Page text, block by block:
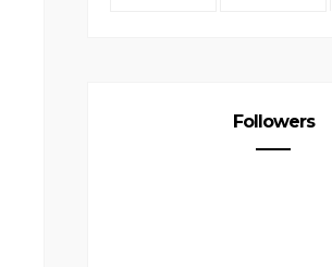
Followers